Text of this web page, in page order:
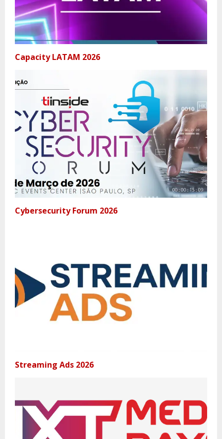
Capacity LATAM 2026
Cybersecurity Forum 2026
Streaming Ads 2026